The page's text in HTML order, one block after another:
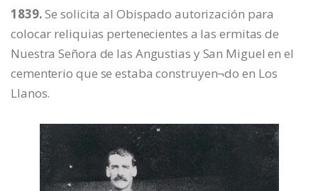
1839.Se solicita al Obispado autorización para
colocar reliquias pertenecientes a las ermitas de
Nuestra Señora de las Angustias y San Miguel en el
cementerio que se estaba construyen¬do en Los
Llanos.